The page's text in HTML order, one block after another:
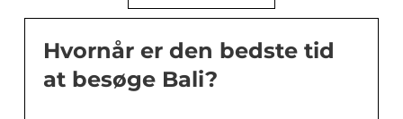
Hvornår er den bedste tid
at besøge Bali?